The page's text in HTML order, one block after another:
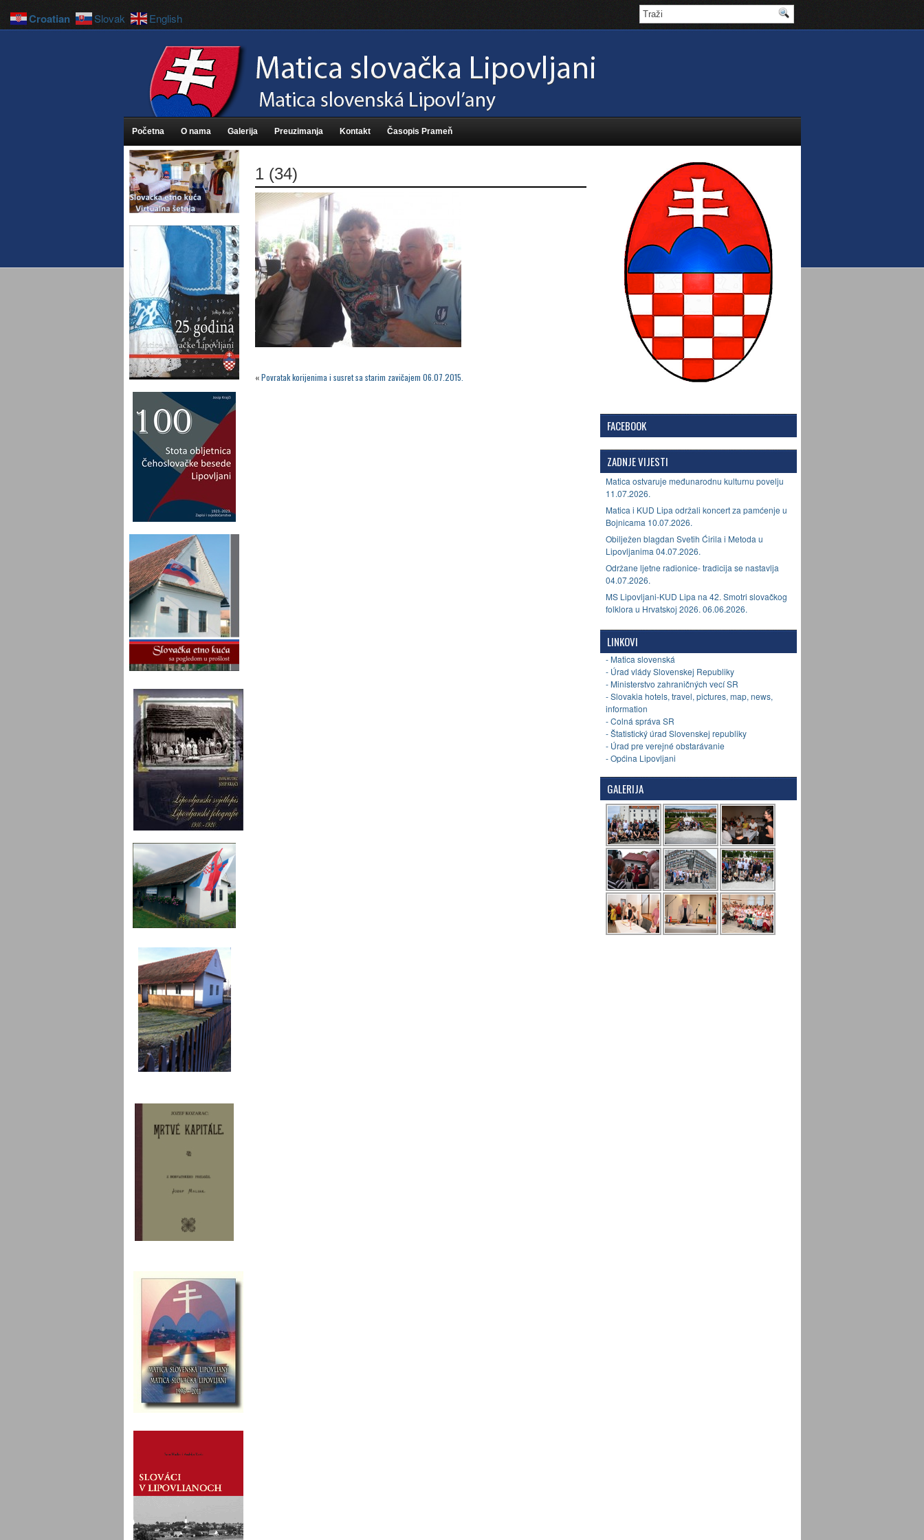
Početna O nama Galerija Preuzimanja Kontakt Časopis Prameň
1 (34)
«Povratak korijenima i susret sa starim zavičajem 06.07.2015.
FACEBOOK
ZADNJE VIJESTI
Matica ostvaruje međunarodnu kulturnu povelju
11.07.2026.
Matica i KUD Lipa održali koncert za pamćenje u
Bojnicama 10.07.2026.
Obilježen blagdan Svetih Ćirila i Metoda u
Lipovljanima 04.07.2026.
Održane ljetne radionice- tradicija se nastavlja
04.07.2026.
MS Lipovljani-KUD Lipa na 42. Smotri slovačkog
folklora u Hrvatskoj 2026. 06.06.2026.
LINKOVI
- Matica slovenská
- Úrad vlády Slovenskej Republiky
- Ministerstvo zahraničných vecí SR
- Slovakia hotels, travel, pictures, map, news,
information
- Colná správa SR
- Štatistický úrad Slovenskej republiky
- Úrad pre verejné obstarávanie
- Općina Lipovljani
GALERIJA
Croatian Slovak English